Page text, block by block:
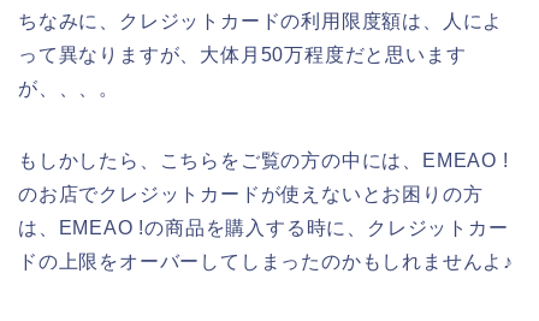
ちなみに、クレジットカードの利用限度額は、人によ
って異なりますが、大体月50万程度だと思います
が、、、。
もしかしたら、こちらをご覧の方の中には、EMEAO !
のお店でクレジットカードが使えないとお困りの方
は、EMEAO !の商品を購入する時に、クレジットカー
ドの上限をオーバーしてしまったのかもしれませんよ♪